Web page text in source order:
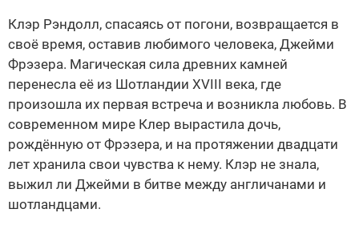
Клэр Рэндолл, спасаясь от погони, возвращается в
своё время, оставив любимого человека, Джейми
Фрэзера. Магическая сила древних камней
перенесла её из Шотландии XVIII века, где
произошла их первая встреча и возникла любовь. В
современном мире Клер вырастила дочь,
рождённую от Фрэзера, и на протяжении двадцати
лет хранила свои чувства к нему. Клэр не знала,
выжил ли Джейми в битве между англичанами и
шотландцами.